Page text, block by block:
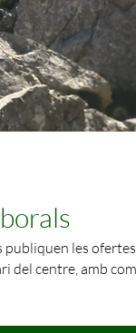
publiquen les
del centre, amb